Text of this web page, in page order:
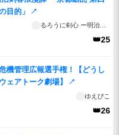
目的」
↗
👑25
機管理広報選手権！【どうし
ェアトーク劇場】
↗
ゆえぴこ
👑26